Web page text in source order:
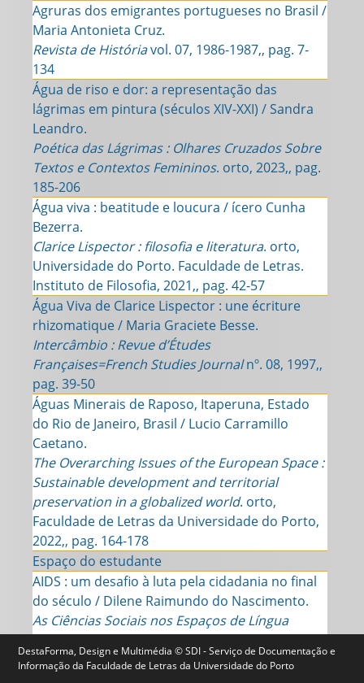
DestaForma, Design e Multimédia © SDI - Serviço de Documentação e
Informação da Faculdade de Letras da Universidade do Porto
Agruras dos emigrantes portugueses no Brasil /
Maria Antonieta Cruz.
Revista de Históriavol. 07, 1986-1987,, pag. 7-
134
Água de riso e dor: a representação das
lágrimas em pintura (séculos XIV-XXI) / Sandra
Leandro.
Poética das Lágrimas : Olhares Cruzados Sobre
Textos e Contextos Femininos. orto, 2023,, pag.
185-206
Água viva : beatitude e loucura / ícero Cunha
Bezerra.
Clarice Lispector : filosofia e literatura. orto,
Universidade do Porto. Faculdade de Letras.
Instituto de Filosofia, 2021,, pag. 42-57
Água Viva de Clarice Lispector : une écriture
rhizomatique / Maria Graciete Besse.
Intercâmbio : Revue d’Études
Françaises=French Studies Journalnº. 08, 1997,,
pag. 39-50
Águas Minerais de Raposo, Itaperuna, Estado
do Rio de Janeiro, Brasil / Lucio Carramillo
Caetano.
The Overarching Issues of the European Space :
Sustainable development and territorial
preservation in a globalized world. orto,
Faculdade de Letras da Universidade do Porto,
2022,, pag. 164-178
Espaço do estudante
AIDS : um desafio à luta pela cidadania no final
do século / Dilene Raimundo do Nascimento.
As Ciências Sociais nos Espaços de Língua
Portuguesa:Balanços e desafios : actasvol. 1,
2002,, pag. 401-409